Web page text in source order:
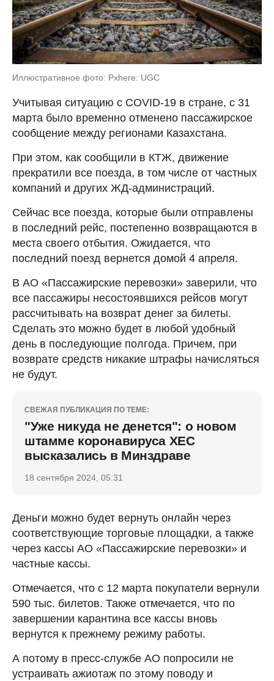
Иллюстративное фото: Pxhere: UGC
Учитывая ситуацию с COVID-19 в стране, с 31
марта было временно отменено пассажирское
сообщение между регионами Казахстана.
При этом, как сообщили в КТЖ, движение
прекратили все поезда, в том числе от частных
компаний и других ЖД-администраций.
Сейчас все поезда, которые были отправлены
в последний рейс, постепенно возвращаются в
места своего отбытия. Ожидается, что
последний поезд вернется домой 4 апреля.
В АО «Пассажирские перевозки» заверили, что
все пассажиры несостоявшихся рейсов могут
рассчитывать на возврат денег за билеты.
Сделать это можно будет в любой удобный
день в последующие полгода. Причем, при
возврате средств никакие штрафы начисляться
не будут.
СВЕЖАЯ ПУБЛИКАЦИЯ ПО ТЕМЕ:
"Уже никуда не денется": о новом
штамме коронавируса ХЕС
высказались в Минздраве
18 сентября 2024, 05:31
Деньги можно будет вернуть онлайн через
соответствующие торговые площадки, а также
через кассы АО «Пассажирские перевозки» и
частные кассы.
Отмечается, что с 12 марта покупатели вернули
590 тыс. билетов. Также отмечается, что по
завершении карантина все кассы вновь
вернутся к прежнему режиму работы.
А потому в пресс-службе АО попросили не
устраивать ажиотаж по этому поводу и